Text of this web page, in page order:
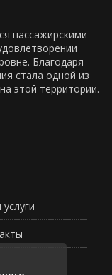
пассажирскими
Благодаря
стала одной из
этой территории.